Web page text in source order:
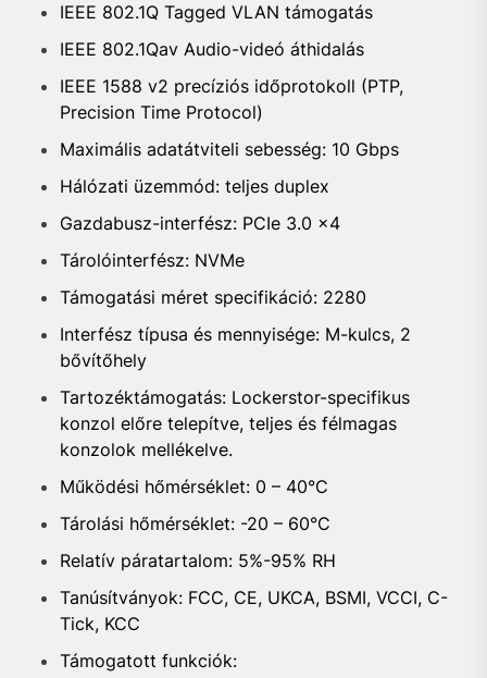
IEEE 802.1Q Tagged VLAN támogatás
IEEE 802.1Qav Audio-videó áthidalás
IEEE 1588 v2 precíziós időprotokoll (PTP,
Precision Time Protocol)
Maximális adatátviteli sebesség: 10 Gbps
Hálózati üzemmód: teljes duplex
Gazdabusz-interfész: PCIe 3.0 x4
Tárolóinterfész: NVMe
Támogatási méret specifikáció: 2280
Interfész típusa és mennyisége: M-kulcs, 2
bővítőhely
Tartozéktámogatás: Lockerstor-specifikus
konzol előre telepítve, teljes és félmagas
konzolok mellékelve.
Működési hőmérséklet: 0 – 40°C
Tárolási hőmérséklet: -20 – 60°C
Relatív páratartalom: 5%-95% RH
Tanúsítványok: FCC, CE, UKCA, BSMI, VCCI, C-
Tick, KCC
Támogatott funkciók: